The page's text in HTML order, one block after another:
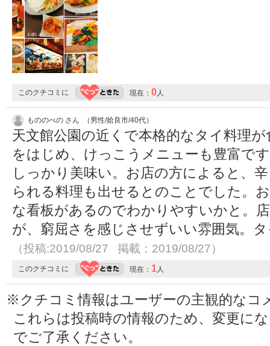
このクチコミに 現在： 0人
もののべの さん （男性/姶良市/40代）
天文館公園の近くで本格的なタイ料理
をはじめ、けっこうメニューも豊富で
しっかり美味い。お店の方によると、
られる料理も出せるとのことでした。
な看板があるのでわかりやすいかと。
が、窮屈さを感じさせずいい雰囲気。
（投稿:2019/08/27 掲載：2019/08/27）
このクチコミに 現在： 1人
※クチコミ情報はユーザーの主観的なコ
これらは投稿時の情報のため、変更に
でご了承ください。